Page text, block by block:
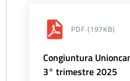
PDF (197KB)
Congiuntura
3° trimestre 2025